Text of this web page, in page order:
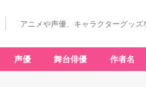
アニメや声優、キャラクターグッ
声優 舞台俳優 作者名